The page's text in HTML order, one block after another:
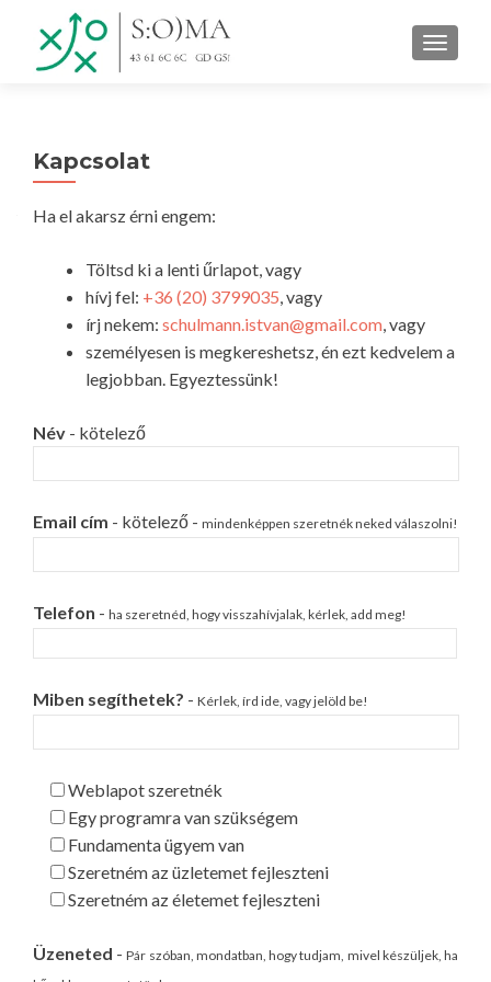
Kapcsolat
Ha el akarsz érni engem:
Töltsd ki a lenti űrlapot, vagy
hívj fel: +36 (20) 3799035, vagy
írj nekem: schulmann.istvan@gmail.com, vagy
személyesen is megkereshetsz, én ezt kedvelem a
legjobban. Egyeztessünk!
Név - kötelező
Email cím - kötelező - mindenképpen szeretnék neked válaszolni!
Telefon - ha szeretnéd, hogy visszahívjalak, kérlek, add meg!
Miben segíthetek? - Kérlek, írd ide, vagy jelöld be!
Weblapot szeretnék
Egy programra van szükségem
Fundamenta ügyem van
Szeretném az üzletemet fejleszteni
Szeretném az életemet fejleszteni
Üzeneted -Pár szóban, mondatban, hogy tudjam, mivel készüljek, ha